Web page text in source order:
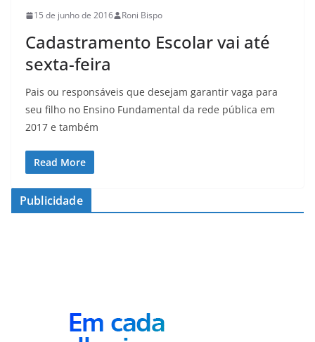
15 de junho de 2016 Roni Bispo
Cadastramento Escolar vai até
sexta-feira
Pais ou responsáveis que desejam garantir vaga para
seu filho no Ensino Fundamental da rede pública em
2017 e também
Read More
Publicidade